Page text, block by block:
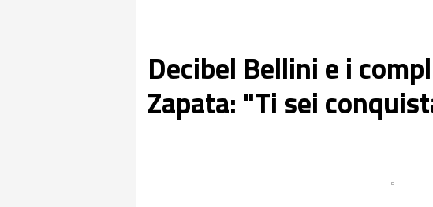
Decibel Bellini e i
Zapata: "Ti sei